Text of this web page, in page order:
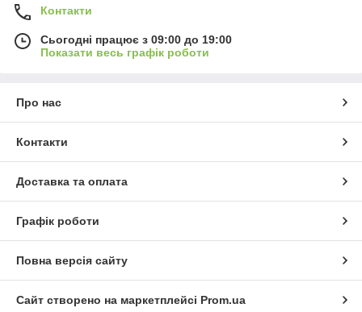
Контакти
Сьогодні працює з 09:00 до 19:00
Показати весь графік роботи
Про нас
Контакти
Доставка та оплата
Графік роботи
Повна версія сайту
Сайт створено на маркетплейсі Prom.ua